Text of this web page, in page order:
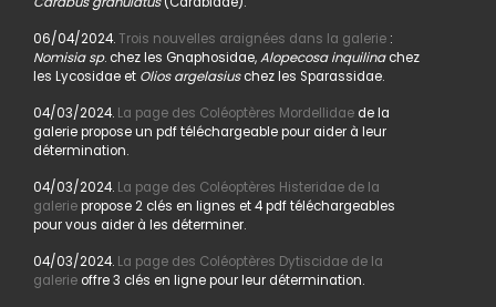
06/04/2024.Trois nouvelles araignées dans la galerie:
Nomisia sp. chez les Gnaphosidae,Alopecosa inquilinachez
les Lycosidae et Olios argelasiuschez les Sparassidae.
04/03/2024. La page des Coléoptères Mordellidaede la
galerie propose un pdf téléchargeable pour aider à leur
détermination.
04/03/2024. La page des Coléoptères Histeridae de la
galeriepropose 2 clés en lignes et 4 pdf téléchargeables
pour vous aider à les déterminer.
04/03/2024. La page des Coléoptères Dytiscidae de la
galerieoffre 3 clés en ligne pour leur détermination.